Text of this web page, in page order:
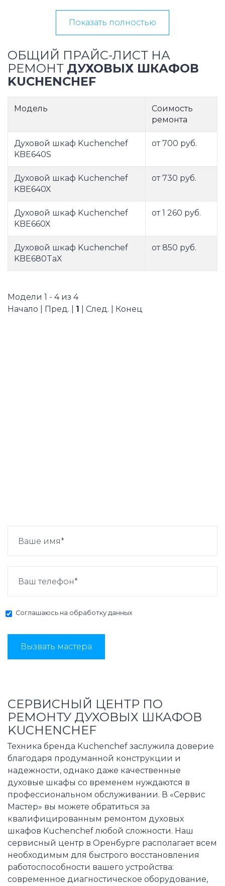
Показать полностью
ОБЩИЙ ПРАЙС-ЛИСТ НА
РЕМОНТ ДУХОВЫХ ШКАФОВ
KUCHENCHEF
Модель
Соимость
ремонта
Духовой шкаф Kuchenchef
KBE640S
от 700 руб.
Духовой шкаф Kuchenchef
KBE640X
от 730 руб.
Духовой шкаф Kuchenchef
KBE660X
от 1 260 руб.
Духовой шкаф Kuchenchef
KBE680TaX
от 850 руб.
Модели 1 - 4 из 4
Начало | Пред. | 1 | След. | Конец
Соглашаюсь на обработку данных
Вызвать мастера
СЕРВИСНЫЙ ЦЕНТР ПО
РЕМОНТУ ДУХОВЫХ ШКАФОВ
KUCHENCHEF
Техника бренда Kuchenchef заслужила доверие
благодаря продуманной конструкции и
надежности, однако даже качественные
духовые шкафы со временем нуждаются в
профессиональном обслуживании. В «Сервис
Мастер» вы можете обратиться за
квалифицированным ремонтом духовых
шкафов Kuchenchef любой сложности. Наш
сервисный центр в Оренбурге располагает всем
необходимым для быстрого восстановления
работоспособности вашего устройства:
современное диагностическое оборудование,